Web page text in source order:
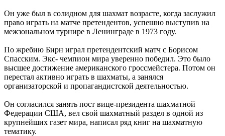
Он уже был в солидном для шахмат возрасте, когда заслужил
право играть на матче претендентов, успешно выступив на
межзональном турнире в Ленинграде в 1973 году.
По жребию Бирн играл претендентский матч с Борисом
Спасским. Экс- чемпион мира уверенно победил. Это было
высшее достижение американского гроссмейстера. Потом он
перестал активно играть в шахматы, а занялся
организаторской и пропагандистской деятельностью.
Он согласился занять пост вице-президента шахматной
Федерации США, вел свой шахматный раздел в одной из
крупнейших газет мира, написал ряд книг на шахматную
тематику.